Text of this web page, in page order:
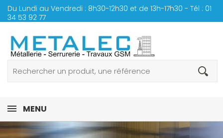
Du Lundi au Vendredi : 8h30-12h30 et de 13h-17h30 - Tél : 01
34 53 92 77
MENU